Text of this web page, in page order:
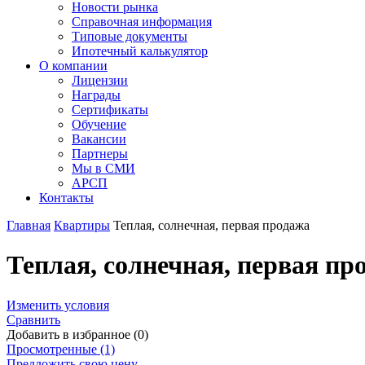
Новости рынка
Справочная информация
Типовые документы
Ипотечный калькулятор
О компании
Лицензии
Награды
Сертификаты
Обучение
Вакансии
Партнеры
Мы в СМИ
АРСП
Контакты
Главная Квартиры Теплая, солнечная, первая продажа
Теплая, солнечная, первая
Изменить условия
Сравнить
Добавить в избранное (0)
Просмотренные (1)